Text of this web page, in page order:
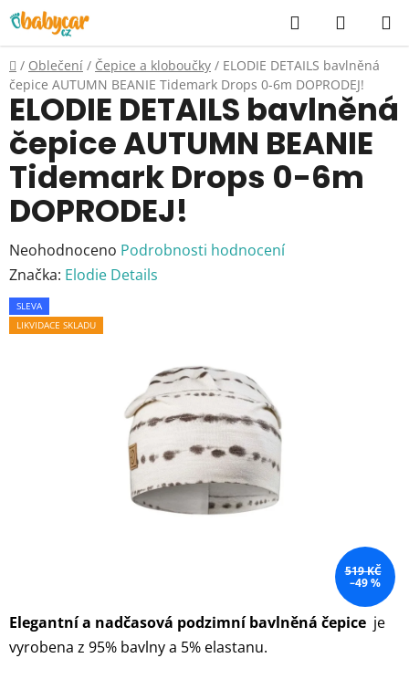
Přejít
na
obsah
Hledat
KOŠÍK
Domů
/ Oblečení / Čepice a kloboučky / ELODIE DETAILS bavlněná
čepice AUTUMN BEANIE Tidemark Drops 0-6m DOPRODEJ!
Elegantní a nadčasová podzimní bavlněná čepice je
vyrobena z 95% bavlny a 5% elastanu.
ELODIE DETAILS bavlněná
čepice AUTUMN BEANIE
Tidemark Drops 0-6m
DOPRODEJ!
Průměrné
hodnocení
produktu
je
Neohodnoceno Podrobnosti hodnocení
Značka: Elodie Details
SLEVA
LIKVIDACE SKLADU
519 KČ
–49 %